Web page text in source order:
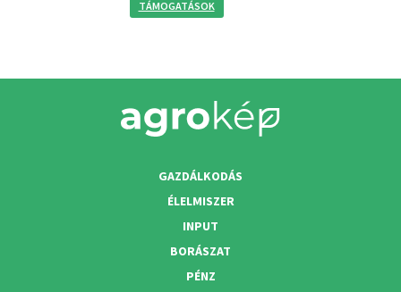
TÁMOGATÁSOK
GAZDÁLKODÁS
ÉLELMISZER
INPUT
BORÁSZAT
PÉNZ